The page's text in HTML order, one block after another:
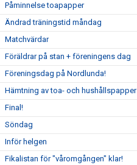
Påminnelse toapapper
Ändrad träningstid måndag
Matchvärdar
Föräldrar på stan + föreningens dag
Föreningsdag på Nordlunda!
Hämtning av toa- och hushållspapper
Final!
Söndag
Inför helgen
Fikalistan för "våromgången" klar!